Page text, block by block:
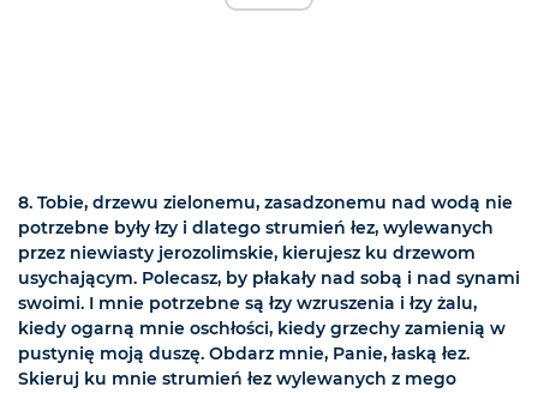
8. Tobie, drzewu zielonemu, zasadzonemu nad wodą nie
potrzebne były łzy i dlatego strumień łez, wylewanych
przez niewiasty jerozolimskie, kierujesz ku drzewom
usychającym. Polecasz, by płakały nad sobą i nad synami
swoimi. I mnie potrzebne są łzy wzruszenia i łzy żalu,
kiedy ogarną mnie oschłości, kiedy grzechy zamienią w
pustynię moją duszę. Obdarz mnie, Panie, łaską łez.
Skieruj ku mnie strumień łez wylewanych z mego